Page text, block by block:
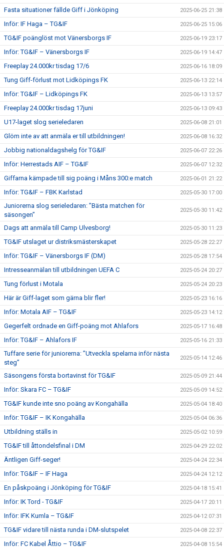
Fasta situationer fällde Giff i Jönköping 2025-06-25 21:38
Inför: IF Haga – TG&IF 2025-06-25 15:06
TG&IF poänglöst mot Vänersborgs IF 2025-06-19 23:17
Inför: TG&IF – Vänersborgs IF 2025-06-19 14:47
Freeplay 24.000kr tisdag 17/6 2025-06-16 18:09
Tung Giff-förlust mot Lidköpings FK 2025-06-13 22:14
Inför: TG&IF – Lidköpings FK 2025-06-13 13:57
Freeplay 24.000kr tisdag 17juni 2025-06-13 09:43
U17-laget slog serieledaren 2025-06-08 21:01
Glöm inte av att anmäla er till utbildningen! 2025-06-08 16:32
Jobbig nationaldagshelg för TG&IF 2025-06-07 22:26
Inför: Herrestads AIF – TG&IF 2025-06-07 12:32
Giffarna kämpade till sig poäng i Måns 300:e match 2025-06-01 21:22
Inför: TG&IF – FBK Karlstad 2025-05-30 17:00
Juniorerna slog serieledaren: ”Bästa matchen för
säsongen”
2025-05-30 11:42
Dags att anmäla till Camp Ulvesborg! 2025-05-30 11:23
TG&IF utslaget ur distriksmästerskapet 2025-05-28 22:27
Inför: TG&IF – Vänersborgs IF (DM) 2025-05-28 17:54
Intresseanmälan till utbildningen UEFA C 2025-05-24 20:27
Tung förlust i Motala 2025-05-24 20:23
Här är Giff-laget som gärna blir fler! 2025-05-23 16:16
Inför: Motala AIF – TG&IF 2025-05-23 14:12
Gegerfelt ordnade en Giff-poäng mot Ahlafors 2025-05-17 16:48
Inför: TG&IF – Ahlafors IF 2025-05-16 21:33
Tuffare serie för juniorerna: ”Utveckla spelarna inför nästa
steg”
2025-05-14 12:46
Säsongens första bortavinst för TG&IF 2025-05-09 21:44
Inför: Skara FC – TG&IF 2025-05-09 14:52
TG&IF kunde inte sno poäng av Kongahälla 2025-05-04 18:40
Inför: TG&IF – IK Kongahälla 2025-05-04 06:36
Utbildning ställs in 2025-05-02 10:59
TG&IF till åttondelsfinal i DM 2025-04-29 22:02
Äntligen Giff-seger! 2025-04-24 22:34
Inför: TG&IF – IF Haga 2025-04-24 12:12
En påskpoäng i Jönköping för TG&IF 2025-04-18 15:41
Inför: IK Tord - TG&IF 2025-04-17 20:11
Inför: IFK Kumla – TG&IF 2025-04-12 07:31
TG&IF vidare till nästa runda i DM-slutspelet 2025-04-08 22:37
Inför: FC Kabel Åttio – TG&IF 2025-04-08 15:54